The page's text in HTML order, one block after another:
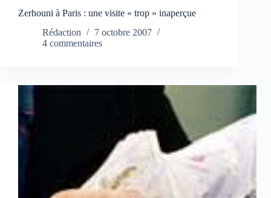
Zerhouni à Paris : une visite « trop » inaperçue
Rédaction
7 octobre 2007
4 commentaires